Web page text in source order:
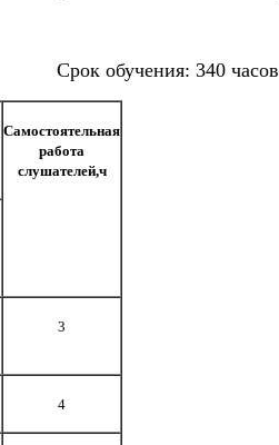
Срок обучения: 340 часов
Самостоятельная
работа
слушателей,ч
3
4